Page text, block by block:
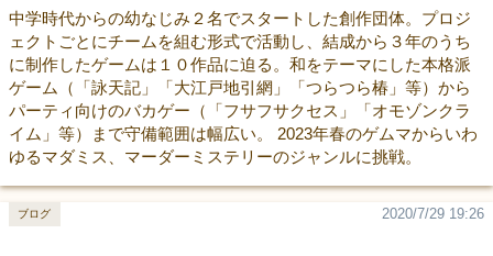
中学時代からの幼なじみ２名でスタートした創作団体。プロジ
ェクトごとにチームを組む形式で活動し、結成から３年のうち
に制作したゲームは１０作品に迫る。和をテーマにした本格派
ゲーム（「詠天記」「大江戸地引網」「つらつら椿」等）から
パーティ向けのバカゲー（「フサフサクセス」「オモゾンクラ
イム」等）まで守備範囲は幅広い。 2023年春のゲムマからいわ
ゆるマダミス、マーダーミステリーのジャンルに挑戦。
2020/7/29 19:26
ブログ